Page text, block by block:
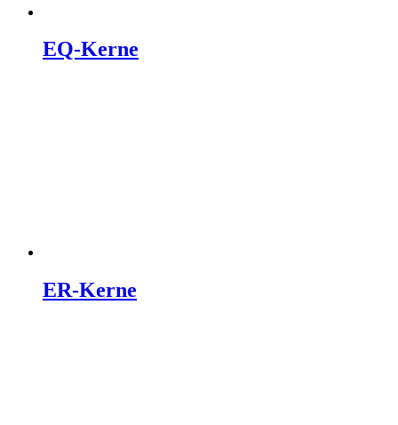
EQ-Kerne
ER-Kerne